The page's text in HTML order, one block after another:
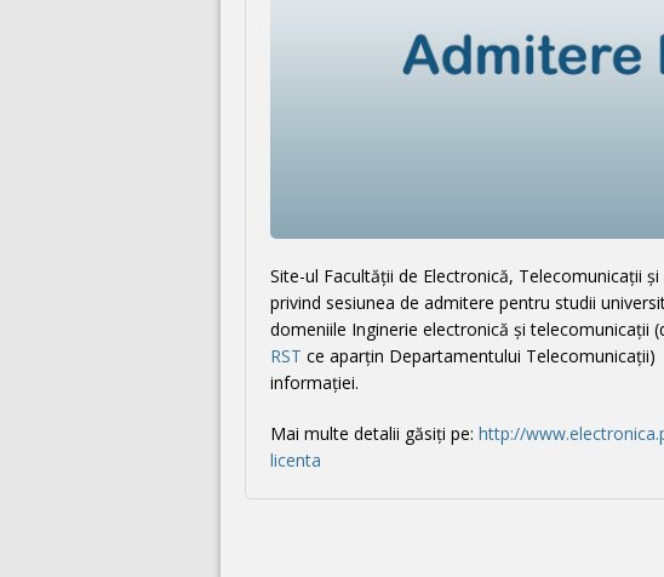
Site-ul Facultății de Electronică, Telecomunicații
privind sesiunea de admitere pentru studii
domeniile Inginerie electronică şi telecomunicaţii
RST ce aparțin Departamentului
informaţiei.
Mai multe detalii găsiți pe: http://
licenta